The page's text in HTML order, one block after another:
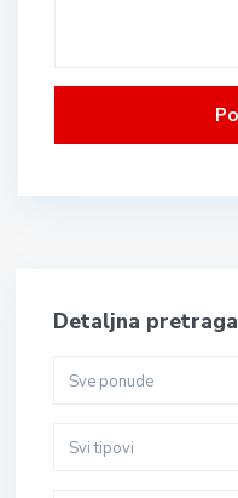
Detaljna pretraga
Sve ponude
Svi tipovi